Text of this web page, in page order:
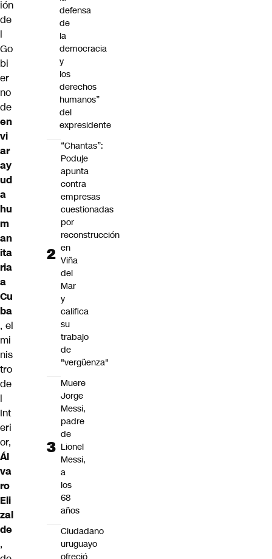
ión
de
l
Go
bi
er
no
de
en
vi
ar
ay
ud
a
hu
m
an
ita
ria
a
Cu
ba
, el
mi
nis
tro
de
l
Int
eri
or,
Ál
va
ro
Eli
zal
de
,
defensa
de
la
democracia
y
los
derechos
humanos”
del
expresidente
“Chantas”:
Poduje
apunta
contra
empresas
cuestionadas
por
reconstrucción
en
Viña
del
Mar
y
califica
su
trabajo
de
"vergüenza"
Muere
Jorge
Messi,
padre
de
Lionel
Messi,
a
los
68
años
Ciudadano
uruguayo
ofreció